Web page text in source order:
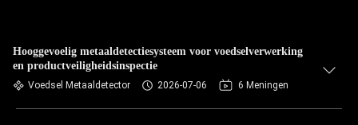
Hooggevoelig metaaldetectiesysteem voor voedselverwerking
en productveiligheidsinspectie
Voedsel Metaaldetector 2026-07-06 6 Meningen